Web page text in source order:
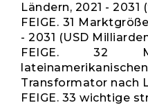
Ländern, 2021 - 2031
FEIGE. 31
- 2031 (USD
FEIGE. 32
Transformator nach
FEIGE. 33 wichtige